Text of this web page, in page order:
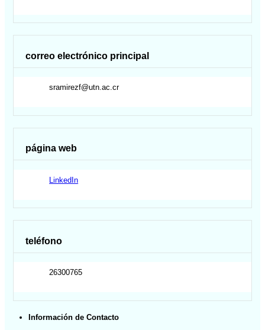
correo electrónico principal
sramirezf@utn.ac.cr
página web
LinkedIn
teléfono
26300765
Información de Contacto